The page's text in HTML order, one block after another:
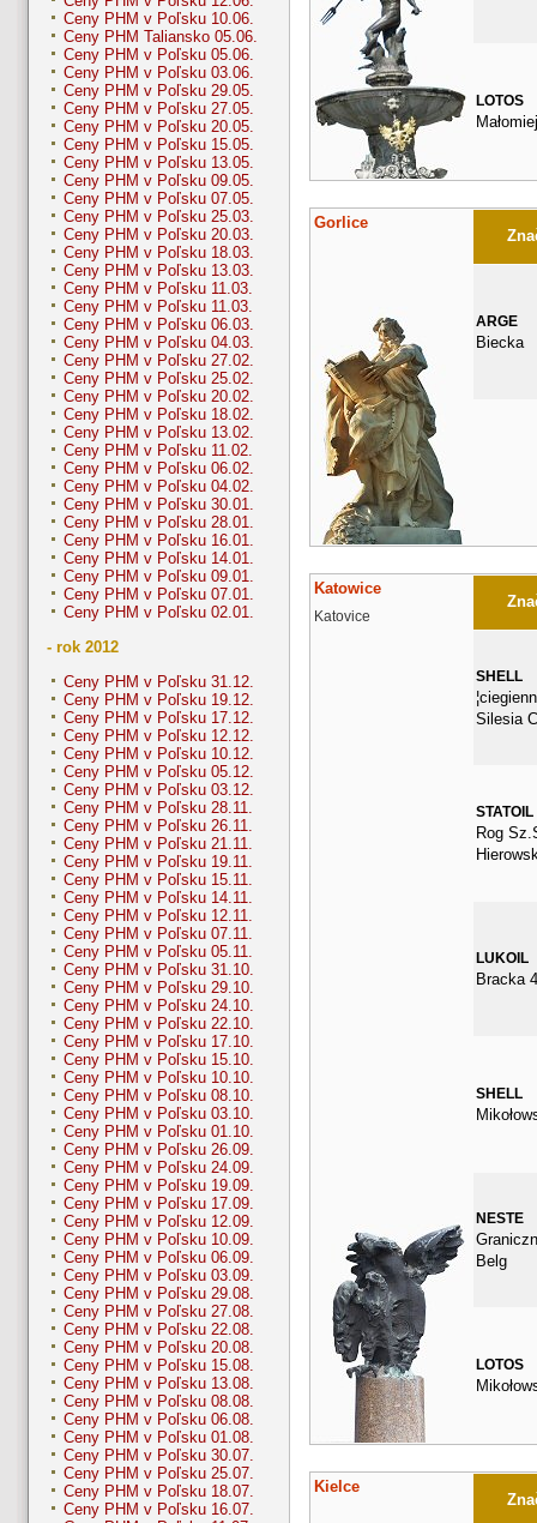
Ceny PHM v Poľsku 10.06.
Ceny PHM Taliansko 05.06.
Ceny PHM v Poľsku 05.06.
Ceny PHM v Poľsku 03.06.
Ceny PHM v Poľsku 29.05.
Ceny PHM v Poľsku 27.05.
Ceny PHM v Poľsku 20.05.
Ceny PHM v Poľsku 15.05.
Ceny PHM v Poľsku 13.05.
Ceny PHM v Poľsku 09.05.
Ceny PHM v Poľsku 07.05.
Ceny PHM v Poľsku 25.03.
Ceny PHM v Poľsku 20.03.
Ceny PHM v Poľsku 18.03.
Ceny PHM v Poľsku 13.03.
Ceny PHM v Poľsku 11.03.
Ceny PHM v Poľsku 11.03.
Ceny PHM v Poľsku 06.03.
Ceny PHM v Poľsku 04.03.
Ceny PHM v Poľsku 27.02.
Ceny PHM v Poľsku 25.02.
Ceny PHM v Poľsku 20.02.
Ceny PHM v Poľsku 18.02.
Ceny PHM v Poľsku 13.02.
Ceny PHM v Poľsku 11.02.
Ceny PHM v Poľsku 06.02.
Ceny PHM v Poľsku 04.02.
Ceny PHM v Poľsku 30.01.
Ceny PHM v Poľsku 28.01.
Ceny PHM v Poľsku 16.01.
Ceny PHM v Poľsku 14.01.
Ceny PHM v Poľsku 09.01.
Ceny PHM v Poľsku 07.01.
Ceny PHM v Poľsku 02.01.
- rok 2012
Ceny PHM v Poľsku 31.12.
Ceny PHM v Poľsku 19.12.
Ceny PHM v Poľsku 17.12.
Ceny PHM v Poľsku 12.12.
Ceny PHM v Poľsku 10.12.
Ceny PHM v Poľsku 05.12.
Ceny PHM v Poľsku 03.12.
Ceny PHM v Poľsku 28.11.
Ceny PHM v Poľsku 26.11.
Ceny PHM v Poľsku 21.11.
Ceny PHM v Poľsku 19.11.
Ceny PHM v Poľsku 15.11.
Ceny PHM v Poľsku 14.11.
Ceny PHM v Poľsku 12.11.
Ceny PHM v Poľsku 07.11.
Ceny PHM v Poľsku 05.11.
Ceny PHM v Poľsku 31.10.
Ceny PHM v Poľsku 29.10.
Ceny PHM v Poľsku 24.10.
Ceny PHM v Poľsku 22.10.
Ceny PHM v Poľsku 17.10.
Ceny PHM v Poľsku 15.10.
Ceny PHM v Poľsku 10.10.
Ceny PHM v Poľsku 08.10.
Ceny PHM v Poľsku 03.10.
Ceny PHM v Poľsku 01.10.
Ceny PHM v Poľsku 26.09.
Ceny PHM v Poľsku 24.09.
Ceny PHM v Poľsku 19.09.
Ceny PHM v Poľsku 17.09.
Ceny PHM v Poľsku 12.09.
Ceny PHM v Poľsku 10.09.
Ceny PHM v Poľsku 06.09.
Ceny PHM v Poľsku 03.09.
Ceny PHM v Poľsku 29.08.
Ceny PHM v Poľsku 27.08.
Ceny PHM v Poľsku 22.08.
Ceny PHM v Poľsku 20.08.
Ceny PHM v Poľsku 15.08.
Ceny PHM v Poľsku 13.08.
Ceny PHM v Poľsku 08.08.
Ceny PHM v Poľsku 06.08.
Ceny PHM v Poľsku 01.08.
Ceny PHM v Poľsku 30.07.
Ceny PHM v Poľsku 25.07.
Ceny PHM v Poľsku 18.07.
Ceny PHM v Poľsku 16.07.
LOTOS
Gorlice
ARGE
Biecka
Katowice
Katovice
SHELL
Silesia
STATOIL
Rog
LUKOIL
Bracka 4
SHELL
NESTE
Belg
LOTOS
Kielce